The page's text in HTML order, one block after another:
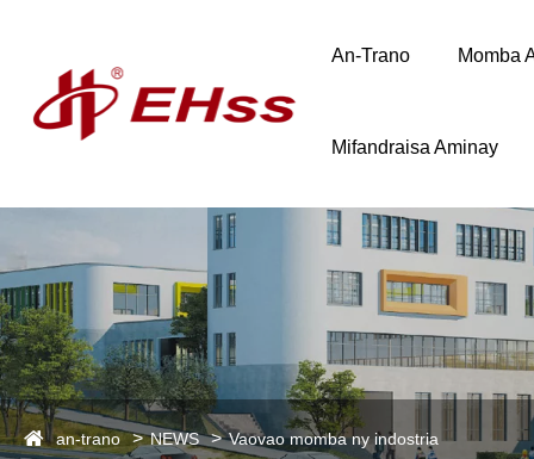
An-Trano Momba
Mifandraisa Aminay
an-trano NEWS Vaovao momba ny indostria